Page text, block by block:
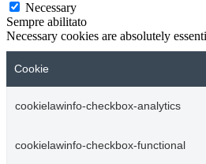
Necessary
Sempre abilitato
Necessary cookies are absolutely
Cookie
cookielawinfo-checkbox-analytics
cookielawinfo-checkbox-functional